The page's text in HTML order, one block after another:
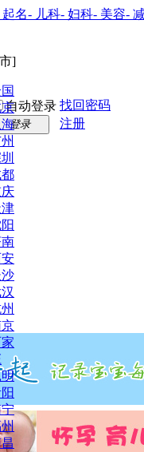
起名- 儿科- 妇科- 美容-
]
海
都
自动登录 找回密码
登录
注册